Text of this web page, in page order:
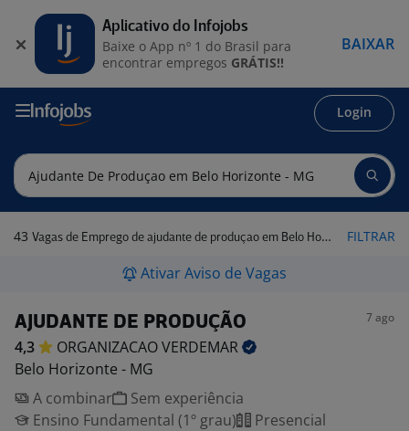
Login
43 Vagas de Emprego de ajudante de produçao em Belo Horizonte - MG FILTRAR
Ativar Aviso de Vagas
AJUDANTE DE PRODUÇÃO 7 ago
4,3 ORGANIZACAOVERDEMAR
Belo Horizonte - MG
A combinar
Sem experiência
Ensino Fundamental (1º grau)
Presencial
Aplicativo do Infojobs
Baixe o App nº 1 do Brasil para
encontrar empregos GRÁTIS!!
BAIXAR